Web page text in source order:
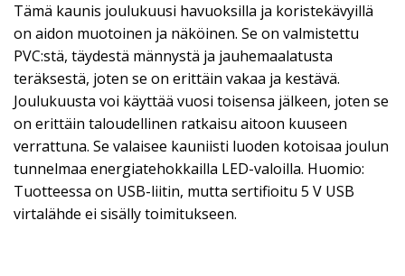
Tämä kaunis joulukuusi havuoksilla ja koristekävyillä
on aidon muotoinen ja näköinen. Se on valmistettu
PVC:stä, täydestä männystä ja jauhemaalatusta
teräksestä, joten se on erittäin vakaa ja kestävä.
Joulukuusta voi käyttää vuosi toisensa jälkeen, joten se
on erittäin taloudellinen ratkaisu aitoon kuuseen
verrattuna. Se valaisee kauniisti luoden kotoisaa joulun
tunnelmaa energiatehokkailla LED-valoilla. Huomio:
Tuotteessa on USB-liitin, mutta sertifioitu 5 V USB
virtalähde ei sisälly toimitukseen.